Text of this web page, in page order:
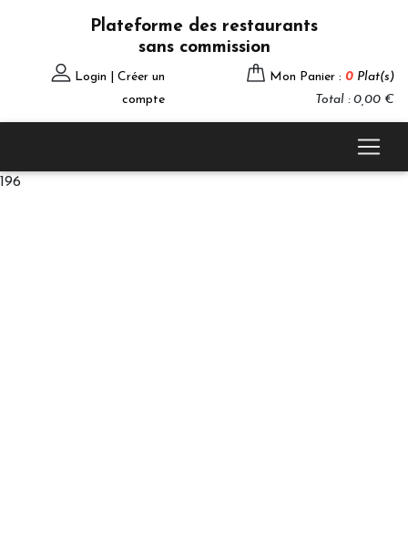
Plateforme des restaurants
sans commission
Login | Créer un
compte
Mon Panier : 0 Plat(s)
Total : 0,00 €
196